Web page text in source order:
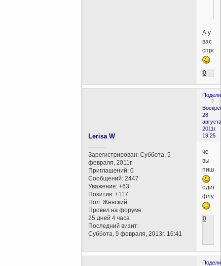
А у
вас
0
7
28
2011г.
19:25
Lerisa W
Зарегистрирован: Суббота, 5
февраля, 2011г.
Приглашений: 0
Сообщений: 2447
Уважение: +63
Позитив: +117
Пол: Женский
Провел на форуме:
25 дней 4 часа
Последний визит:
Суббота, 9 февраля, 2013г. 16:41
че
вы
один
флуд.
0